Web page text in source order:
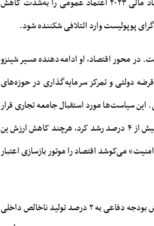
در محور اقتصاد، او ادامه‌دهنده مسیر شینزو
دولتی و تمرکز سرمایه‌گذاری در حوزه‌های
این سیاست‌ها مورد استقبال جامعه تجاری قرار
گرفت و بلافاصله پس از روی کار آمدنش، شاخص «نیکی ۲۲۵» (Nikkei ۲۲۵) بیش از ۴ درصد رشد کرد، هرچند کاهش ارزش ین
می‌کوشد اقتصاد را موتور بازسازی اعتبار
در سیاست خارجی نیز تاکایچی مواضعی تهاجمی اتخاذ کرده است. او از افزایش بودجه دفاعی به ۲ درصد تولید ناخالص داخلی